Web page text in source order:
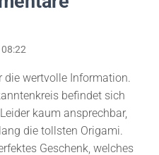
die wertvolle Information.
befindet sich
kaum ansprechbar,
die tollsten Origami.
Geschenk, welches